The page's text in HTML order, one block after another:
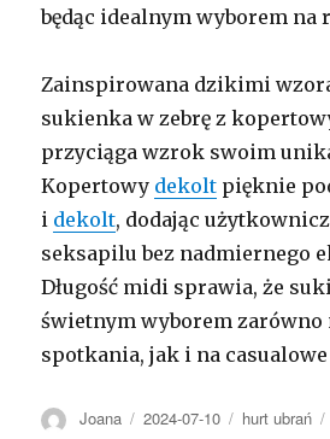
będąc idealnym wyborem na
Zainspirowana dzikimi
sukienka w zebrę z
przyciąga wzrok swoim
Kopertowy dekolt pięknie
i dekolt, dodając
seksapilu bez nadmiernego
Długość midi sprawia, że
świetnym wyborem zarówno
spotkania, jak i na
Autor
Joana Opublikowano
2024-07-10 Kategorie
hurt ubrań